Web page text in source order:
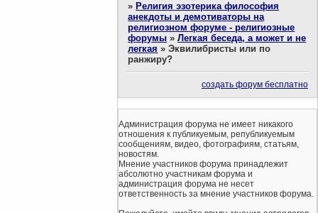
» Религия эзотерика философия
анекдоты и демотиваторы на
религиозном форуме - религиозные
форумы »Легкая беседа, а может и не
легкая »Эквилибристы или по
ранжиру?
создать форум бесплатно
Администрация форума не имеет никакого
отношения к публикуемым, републикуемым
сообщениям, видео, фотографиям, статьям,
новостям.
Мнение участников форума принадлежит
абсолютно участникам форума и
администрация форума не несет
ответственность за мнение участников форума.